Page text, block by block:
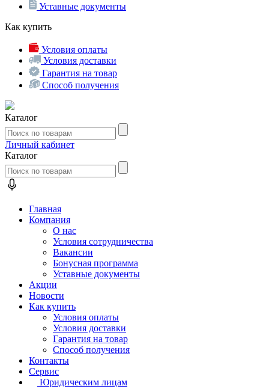
Уставные документы
Как купить
Условия оплаты
Условия доставки
Гарантия на товар
Способ получения
Каталог
Личный кабинет
Каталог
Главная
Компания
О нас
Условия сотрудничества
Вакансии
Бонусная программа
Уставные документы
Акции
Новости
Как купить
Условия оплаты
Условия доставки
Гарантия на товар
Способ получения
Контакты
Сервис
Юридическим лицам